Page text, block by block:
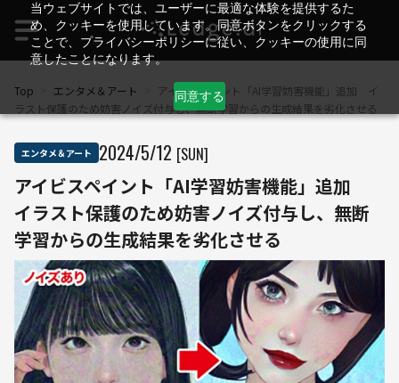
当ウェブサイトでは、ユーザーに最適な体験を提供するた
め、クッキーを使用しています。同意ボタンをクリックする
ことで、プライバシーポリシーに従い、クッキーの使用に同
意したことになります。
同意する
Top エンタメ＆アート
アイビスペイント「AI学習妨害機能」追加 イ
ラスト保護のため妨害ノイズ付与し、無断学習からの生成結果を劣化させる
エンタメ＆アート 2024/5/12 [SUN]
アイビスペイント「AI学習妨害機能」追加
イラスト保護のため妨害ノイズ付与し、無断
学習からの生成結果を劣化させる